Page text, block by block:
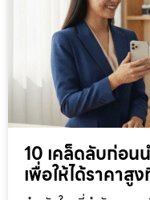
10 เคล็ดลับก่อน
เพื่อให้ได้ราคาสู